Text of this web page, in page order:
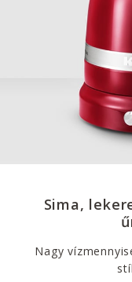
Sima,
Nagy